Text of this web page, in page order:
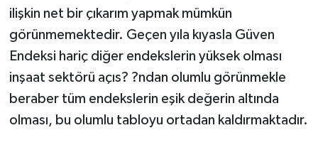
ilişkin net bir çıkarım yapmak mümkün
görünmemektedir. Geçen yıla kıyasla Güven
Endeksi hariç diğer endekslerin yüksek olması
inşaat sektörü açıs? ?ndan olumlu görünmekle
beraber tüm endekslerin eşik değerin altında
olması, bu olumlu tabloyu ortadan kaldırmaktadır.